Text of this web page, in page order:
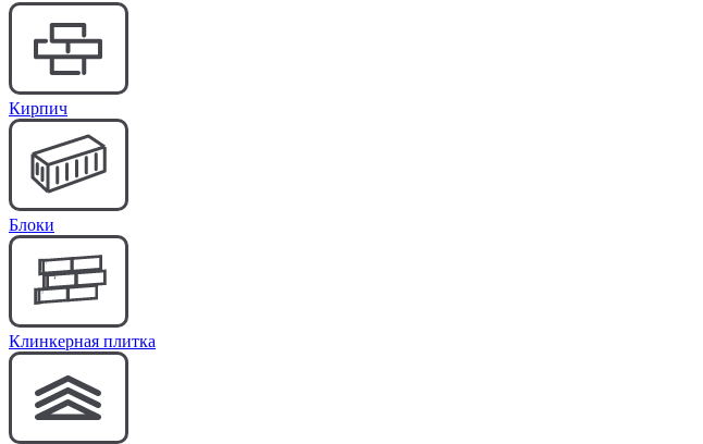
Кирпич
Блоки
Клинкерная плитка